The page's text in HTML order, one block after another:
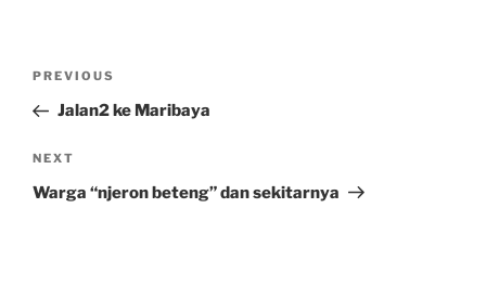
Previous
Post
PREVIOUS
Jalan2 ke Maribaya
Next
Post
NEXT
Warga “njeron beteng” dan sekitarnya